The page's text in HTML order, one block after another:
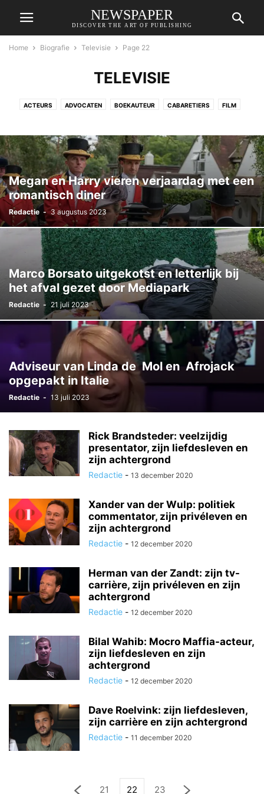
NEWSPAPER
DISCOVER THE ART OF PUBLISHING
Home Biografie Televisie Page 22
TELEVISIE
ACTEURS ADVOCATEN BOEKAUTEUR CABARETIERS FILM
MEDISCH SPECIALIST MODE MODELLEN MUZIEK ONDERNEMERS
OPINIEMAKERS POLITIEK PRESENTATOREN RADIO REGISSEURS
SPORT TELEVISIE TONEEL WETENSCHAP YOUTUBER ZORG
Megan en Harry vieren verjaardag met een
romantisch diner
Redactie - 3 augustus 2023
Marco Borsato uitgekotst en letterlijk bij
het afval gezet door Mediapark
Redactie - 21 juli 2023
Adviseur van Linda de Mol en Afrojack
opgepakt in Italie
Redactie - 13 juli 2023
Rick Brandsteder: veelzijdig
presentator, zijn liefdesleven en
zijn achtergrond
Redactie - 13 december 2020
Xander van der Wulp: politiek
commentator, zijn privéleven en
zijn achtergrond
Redactie - 12 december 2020
Herman van der Zandt: zijn tv-
carrière, zijn privéleven en zijn
achtergrond
Redactie - 12 december 2020
Bilal Wahib: Mocro Maffia-acteur,
zijn liefdesleven en zijn
achtergrond
Redactie - 12 december 2020
Dave Roelvink: zijn liefdesleven,
zijn carrière en zijn achtergrond
Redactie - 11 december 2020
21 22 23